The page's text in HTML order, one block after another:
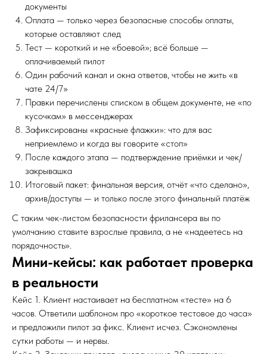
документы
Оплата — только через безопасные способы оплаты,
которые оставляют след
Тест — короткий и не «боевой»; всё больше —
оплачиваемый пилот
Один рабочий канал и окна ответов, чтобы не жить «в
чате 24/7»
Правки перечислены списком в общем документе, не «по
кусочкам» в мессенджерах
Зафиксированы «красные флажки»: что для вас
неприемлемо и когда вы говорите «стоп»
После каждого этапа — подтверждение приёмки и чек/
закрывашка
Итоговый пакет: финальная версия, отчёт «что сделано»,
архив/доступы — и только после этого финальный платёж
С таким чек-листом безопасности фрилансера вы по
умолчанию ставите взрослые правила, а не «надеетесь на
порядочность».
Мини-кейсы: как работает проверка
в реальности
Кейс 1. Клиент настаивает на бесплатном «тесте» на 6
часов. Ответили шаблоном про «короткое тестовое до часа»
и предложили пилот за фикс. Клиент исчез. Сэкономлены
сутки работы — и нервы.